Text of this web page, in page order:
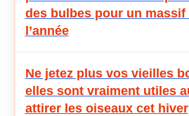
des bulbes pour un
l’année
Ne jetez plus vos vieilles
elles sont vraiment utiles
attirer les oiseaux cet hiver